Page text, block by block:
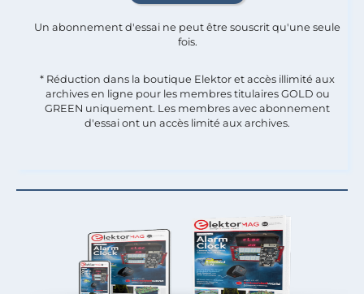
Un abonnement d'essai ne peut être souscrit qu'une seule
fois.​
* Réduction dans la boutique Elektor et accès illimité aux
archives en ligne pour les membres titulaires GOLD ou
GREEN uniquement. Les membres avec abonnement
d'essai ont un accès limité aux archives.